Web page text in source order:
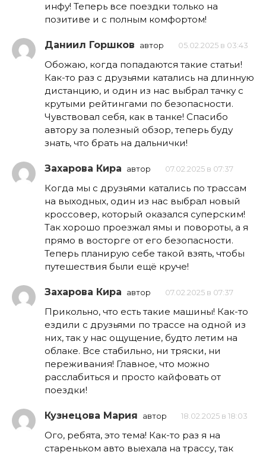
инфу! Теперь все поездки только на
позитиве и с полным комфортом!
Даниил Горшков автор 05.02.2025 в 03:43
Обожаю, когда попадаются такие статьи!
Как-то раз с друзьями катались на длинную
дистанцию, и один из нас выбрал тачку с
крутыми рейтингами по безопасности.
Чувствовал себя, как в танке! Спасибо
автору за полезный обзор, теперь буду
знать, что брать на дальнички!
Захарова Кира автор 07.02.2025 в 07:37
Когда мы с друзьями катались по трассам
на выходных, один из нас выбрал новый
кроссовер, который оказался суперским!
Так хорошо проезжал ямы и повороты, а я
прямо в восторге от его безопасности.
Теперь планирую себе такой взять, чтобы
путешествия были ещё круче!
Захарова Кира автор 07.02.2025 в 07:37
Прикольно, что есть такие машины! Как-то
ездили с друзьями по трассе на одной из
них, так у нас ощущение, будто летим на
облаке. Все стабильно, ни тряски, ни
переживания! Главное, что можно
расслабиться и просто кайфовать от
поездки!
Кузнецова Мария автор 18.02.2025 в 18:03
Ого, ребята, это тема! Как-то раз я на
стареньком авто выехала на трассу, так